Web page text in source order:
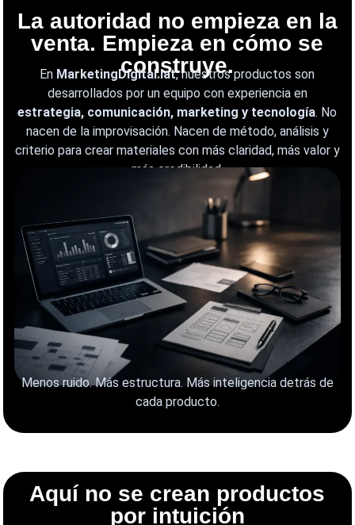
La autoridad no empieza en la
venta. Empieza en cómo se
construye.
En MarketingDigital.lat, nuestros productos son
desarrollados por un equipo con experiencia en
estrategia, comunicación, marketing y tecnología. No
nacen de la improvisación. Nacen de método, análisis y
criterio para crear materiales con más claridad, más valor y
más credibilidad.
Menos ruido. Más estructura. Más inteligencia detrás de
cada producto.
Aquí no se crean productos
por intuición